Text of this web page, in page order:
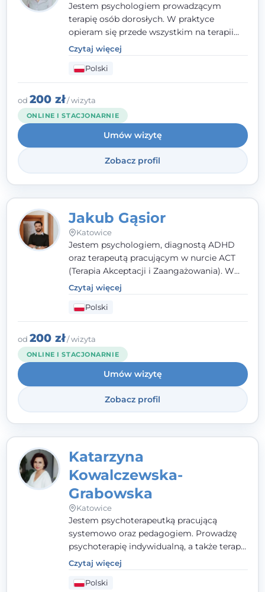
Jestem psychologiem prowadzącym
terapię osób dorosłych. W praktyce
opieram się przede wszystkim na terapii
poznawczo-behawioralnej (CBT), a także na
podejściu skoncentrowanym na
rozwiązaniach (TSR) oraz Racjonalnej
Terapii Zachowania (RTZ). Dużą wagę
przykładam do relacji opartej na empatii,
poczuciu bezpieczeństwa i wzajemnym
zrozumieniu.
Czytaj więcej
Polski
od 200 zł/ wizyta
ONLINE I STACJONARNIE
Umów wizytę
Zobacz profil
Jakub Gąsior
Katowice
Jestem psychologiem, diagnostą ADHD
oraz terapeutą pracującym w nurcie ACT
(Terapia Akceptacji i Zaangażowania). W
kontakcie z pacjentem najważniejsze są dla
mnie serdeczność, zrozumienie i atmosfera
pełna ciepła. Wierzę, że skuteczna terapia
to wspólne działanie - razem tworzymy
zespół, który szuka rozwiązań.
Czytaj więcej
Polski
od 200 zł/ wizyta
ONLINE I STACJONARNIE
Umów wizytę
Zobacz profil
Katarzyna
Kowalczewska-
Grabowska
Katowice
Jestem psychoterapeutką pracującą
systemowo oraz pedagogiem. Prowadzę
psychoterapię indywidualną, a także terapię
par, małżeństw i rodzin. Patrzę na
człowieka całościowo - w kontekście jego
relacji z rodziną, pracą i otoczeniem - i
Czytaj więcej
Polski